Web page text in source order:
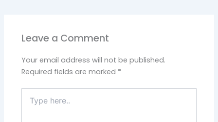
Leave a Comment
Your email address will not be published.
Required fields are marked *
here..